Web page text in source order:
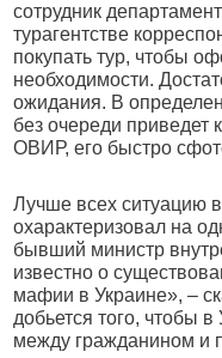
сотрудник
турагентстве
покупать тур, чтобы
необходимости.
ожидания. В
без очереди приведет
ОВИР, его быстро
Лучше всех ситуацию
охарактеризовал на
бывший министр
известно о
мафии в Украине», –
добьется того, чтобы
между гражданином и